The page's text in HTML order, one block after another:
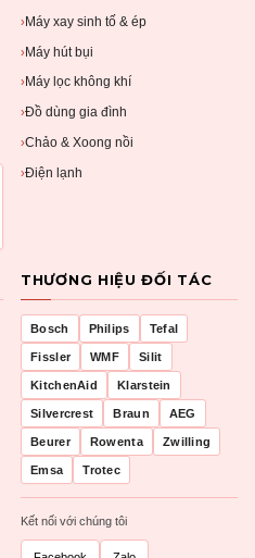
›Máy xay sinh tố & ép
›Máy hút bụi
› Máy lọc không khí
›Đồ dùng gia đình
›Chảo & Xoong nồi
›Điện lạnh
THƯƠNG HIỆU ĐỐI TÁC
Bosch Philips Tefal
Fissler WMF Silit
KitchenAid Klarstein
Silvercrest Braun AEG
Beurer Rowenta Zwilling
Emsa Trotec
Kết nối với chúng tôi